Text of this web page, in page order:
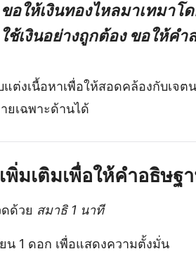
อให้เงินทองไหลมาเทมาโ
เงินอย่างถูกต้อง ขอให้คำ
ต่งเนื้อหาเพื่อให้สอดคล้องกับเจต
ยเฉพาะด้านได้
พิ่มเติมเพื่อให้คำอธิษฐ
ด้วย สมาธิ 1 นาที
น 1 ดอก เพื่อแสดงความตั้งมั่น